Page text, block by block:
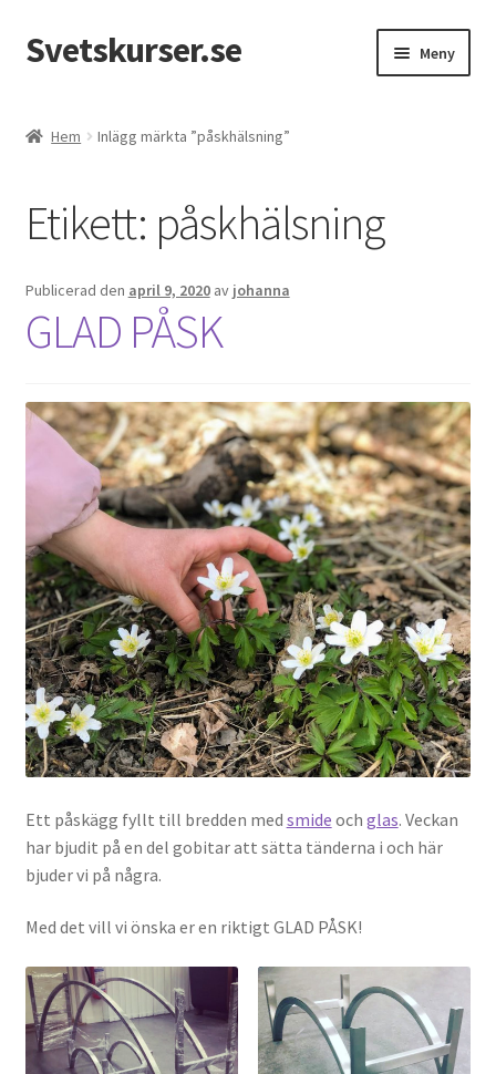
Hoppa
till
Hoppa
till
Svetskurser.se Meny
Hem Inlägg märkta ”påskhälsning”
Etikett: påskhälsning
Publicerad den april 9, 2020 av johanna
GLAD PÅSK
Ett påskägg fyllt till bredden med smide och glas. Veckan
har bjudit på en del gobitar att sätta tänderna i och här
bjuder vi på några.
Med det vill vi önska er en riktigt GLAD PÅSK!